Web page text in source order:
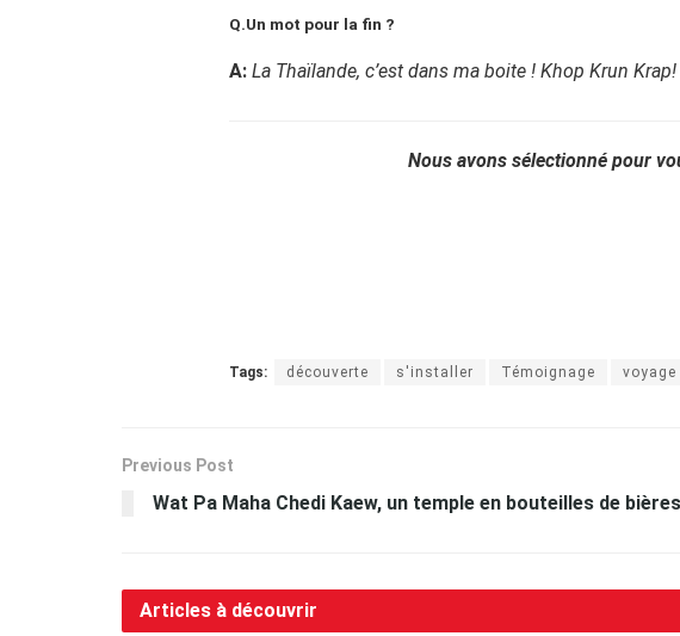
Q.Un mot pour la fin ?
A: La Thaïlande, c’est dans ma boite ! Khop Krun Krap!
Nous avons sélectionné pour
Tags: découverte s'installer Témoignage voyage
Previous Post
Wat Pa Maha Chedi Kaew, un temple en bouteilles de bières
Articles à découvrir